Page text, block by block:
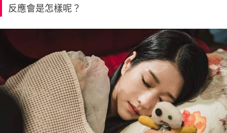
反應會是怎樣呢？